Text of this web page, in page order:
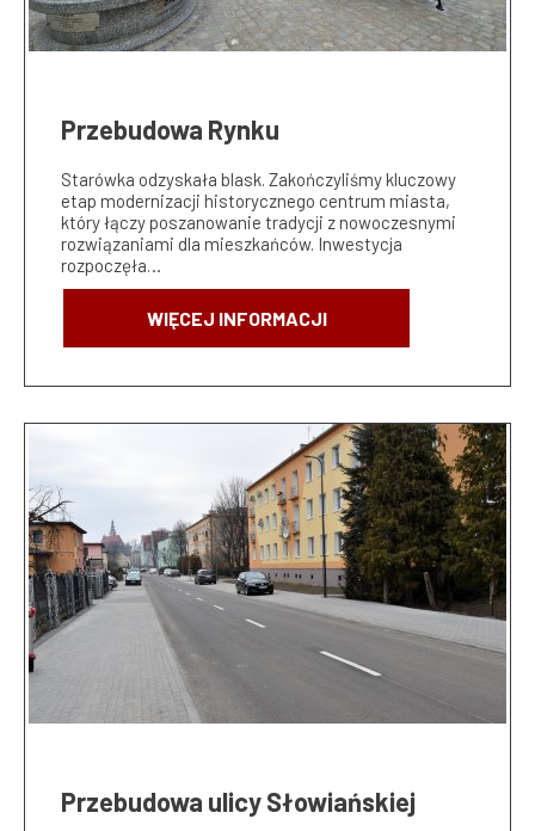
Przebudowa Rynku
Starówka odzyskała blask. Zakończyliśmy kluczowy
etap modernizacji historycznego centrum miasta,
który łączy poszanowanie tradycji z nowoczesnymi
rozwiązaniami dla mieszkańców. Inwestycja
rozpoczęła…
WIĘCEJ INFORMACJI
Przebudowa ulicy Słowiańskiej